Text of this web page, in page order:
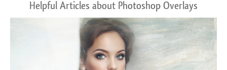
Helpful Articles about Photoshop Overlays